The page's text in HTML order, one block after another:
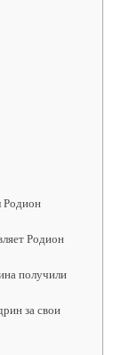
Родион
Родион
получили
за свои